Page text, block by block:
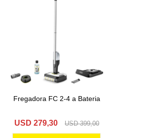
Fregadora FC 2-4 a Bateria
USD 279,30 USD 399,00